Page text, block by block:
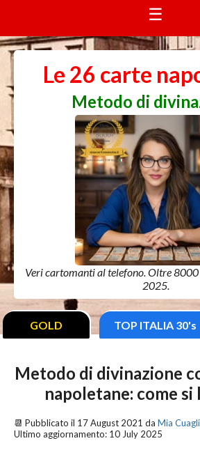
☰
Le 26 carte
Metodo di
Veri cartomanti al telefono. Oltre
2025.
GOLD TOP ITALIA 30's
Metodo di divinazione
napoletane: come si
📆 Pubblicato il 17 August 2021 da Mia
Ultimo aggiornamento: 10 July 2025